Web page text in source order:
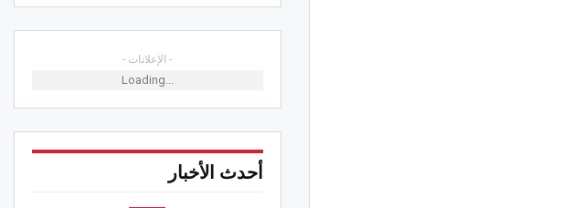
- الإعلانات -
Loading...
أحدث الأخبار
إثر الرياح
بنزرت.. إخماد حريق غابة الصخور